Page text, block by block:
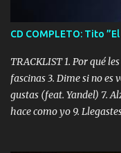
CD COMPLETO: Tito
TRACKLIST 1. Por qué
fascinas 3. Dime si no es
gustas (feat. Yandel) 7.
hace como yo 9.